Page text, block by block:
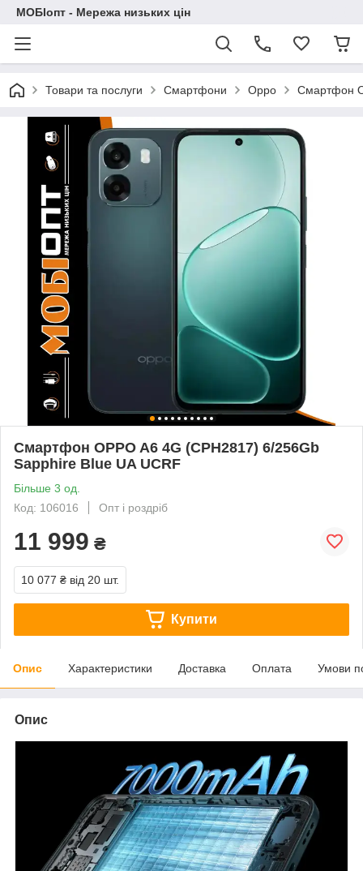
МОБІопт - Мережа низьких цін
Товари та послуги Смартфони Oppo Смартфон
Смартфон OPPO A6 4G (CPH2817) 6/256Gb
Sapphire Blue UA UCRF
Більше 3 од.
Код: 106016
Опт і роздріб
11 999 ₴
10 077 ₴ від 20 шт.
Купити
Опис Характеристики Доставка Оплата Умови
Опис